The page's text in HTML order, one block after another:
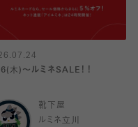
木)〜ルミネSALE！！
靴下屋
ルミネ立川